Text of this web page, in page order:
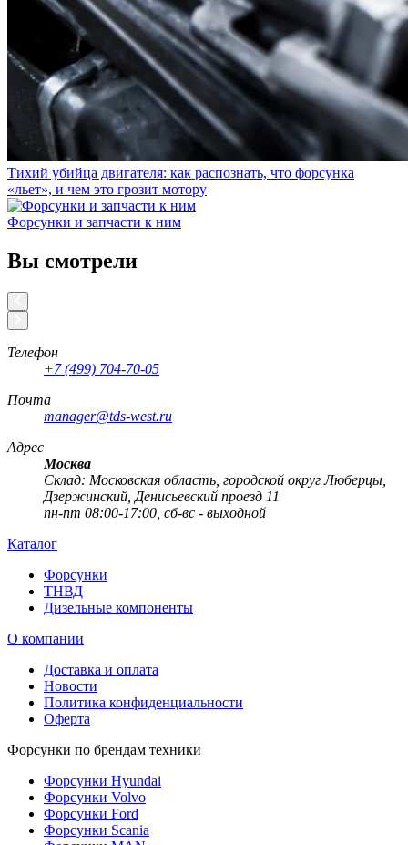
Тихий убийца двигателя: как распознать, что форсунка
«льет», и чем это грозит мотору
Форсунки и запчасти к ним
Вы смотрели
Телефон
+7 (499) 704-70-05
Почта
manager@tds-west.ru
Адрес
Москва
Cклад: Московская область, городской округ Люберцы,
Дзержинский, Денисьевский проезд 11
пн-пт 08:00-17:00, сб-вс - выходной
Каталог
Форсунки
ТНВД
Дизельные компоненты
О компании
Доставка и оплата
Новости
Политика конфиденциальности
Оферта
Форсунки по брендам техники
Форсунки Hyundai
Форсунки Volvo
Форсунки Ford
Форсунки Scania